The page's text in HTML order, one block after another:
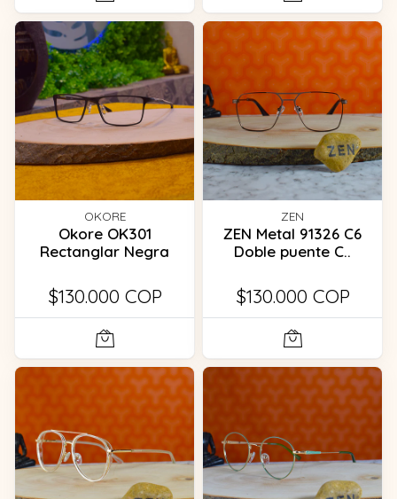
OKORE
Okore OK301
Rectanglar Negra
$130.000 COP
ZEN
ZEN Metal 91326 C6
Doble puente C..
$130.000 COP